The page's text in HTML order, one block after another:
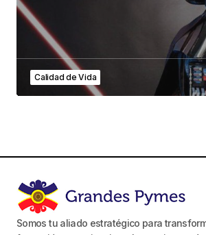
Calidad de Vida
Somos tu aliado estratégico para